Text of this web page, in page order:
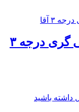
کلاس تئوری مربی گری درجه ۳